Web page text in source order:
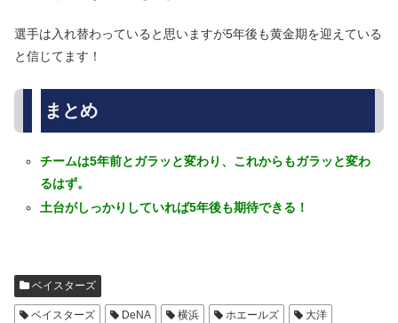
選手は入れ替わっていると思いますが5年後も黄金期を迎えている
と信じてます！
まとめ
チームは5年前とガラッと変わり、これからもガラッと変わ
るはず。
土台がしっかりしていれば5年後も期待できる！
ベイスターズ
ベイスターズ DeNA 横浜 ホエールズ 大洋